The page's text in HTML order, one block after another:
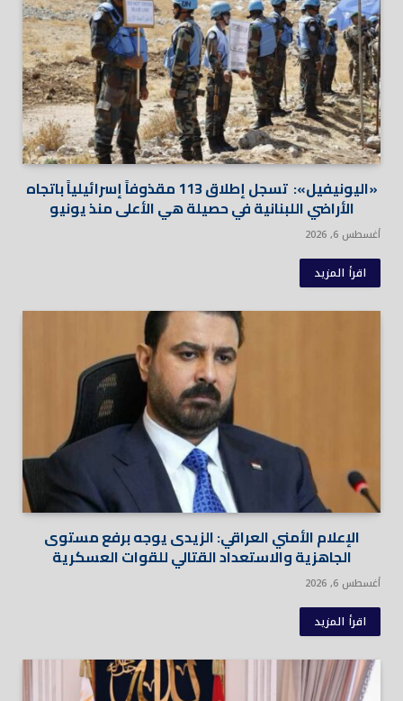
«اليونيفيل»: تسجل إطلاق 113 مقذوفاً إسرائيلياً باتجاه
الأراضي اللبنانية في حصيلة هي الأعلى منذ يونيو
أغسطس 6, 2026
اقرأ المزيد
الإعلام الأمني العراقي: الزيدى يوجه برفع مستوى
الجاهزية والاستعداد القتالي للقوات العسكرية
أغسطس 6, 2026
اقرأ المزيد